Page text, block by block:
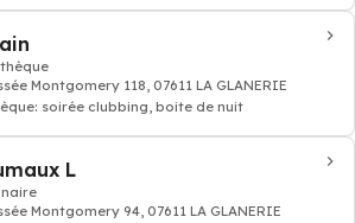
Montgomery 118, 07611 LA GLANERIE
soirée clubbing, boite de nuit
L
Montgomery 94, 07611 LA GLANERIE